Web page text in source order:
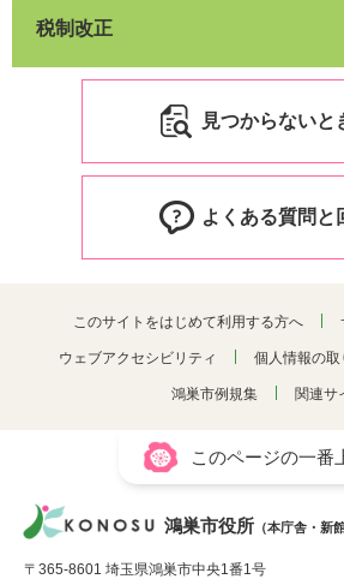
税制改正
見つからないと
よくある質問と
このサイトをはじめて利用する方へ
ウェブアクセシビリティ 個人情報の
鴻巣市例規集 関連サ
このページの一番
鴻巣市役所 （本庁舎・新館
〒365-8601 埼玉県鴻巣市中央1番1号